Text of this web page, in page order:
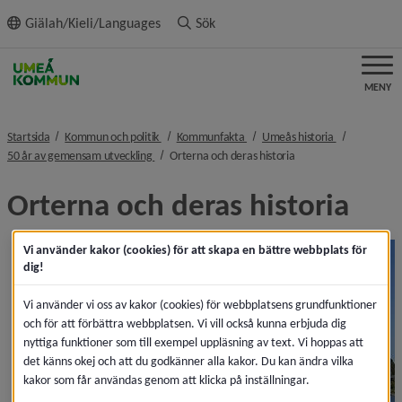
innehållet
Giälah/Kieli/Languages Sök
MENY
Startsida Kommun och politik nivå i brödsmulenavigeringen
Kommunfakta nivå i brödsmulenavigeringen
Umeås historia
nivå i
50 år av gemensam utveckling nivå i brödsmulenavigeringen
Orterna och deras historianivå i
Orterna och deras historia
Vi använder kakor (cookies) för att skapa en bättre webbplats för
dig!
Vi använder vi oss av kakor (cookies) för webbplatsens grundfunktioner
och för att förbättra webbplatsen. Vi vill också kunna erbjuda dig
nyttiga funktioner som till exempel uppläsning av text. Vi hoppas att
det känns okej och att du godkänner alla kakor. Du kan ändra vilka
kakor som får användas genom att klicka på inställningar.